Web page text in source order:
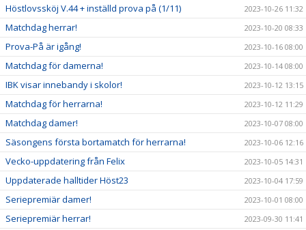
Höstlovssköj V.44 + inställd prova på (1/11) 2023-10-26 11:32
Matchdag herrar! 2023-10-20 08:33
Prova-På är igång! 2023-10-16 08:00
Matchdag för damerna! 2023-10-14 08:00
IBK visar innebandy i skolor! 2023-10-12 13:15
Matchdag för herrarna! 2023-10-12 11:29
Matchdag damer! 2023-10-07 08:00
Säsongens första bortamatch för herrarna! 2023-10-06 12:16
Vecko-uppdatering från Felix 2023-10-05 14:31
Uppdaterade halltider Höst23 2023-10-04 17:59
Seriepremiär damer! 2023-10-01 08:00
Seriepremiär herrar! 2023-09-30 11:41